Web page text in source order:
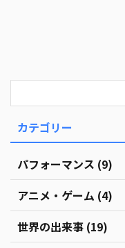
カテゴリー
パフォーマンス (9)
アニメ・ゲーム (4)
世界の出来事 (19)